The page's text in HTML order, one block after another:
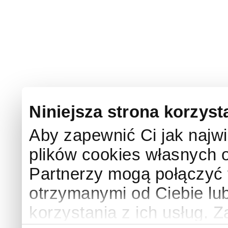
Niniejsza strona
Aby zapewnić Ci jak
plików cookies własnych
Partnerzy mogą
otrzymanymi od Ciebie
korzystania z ich usług.